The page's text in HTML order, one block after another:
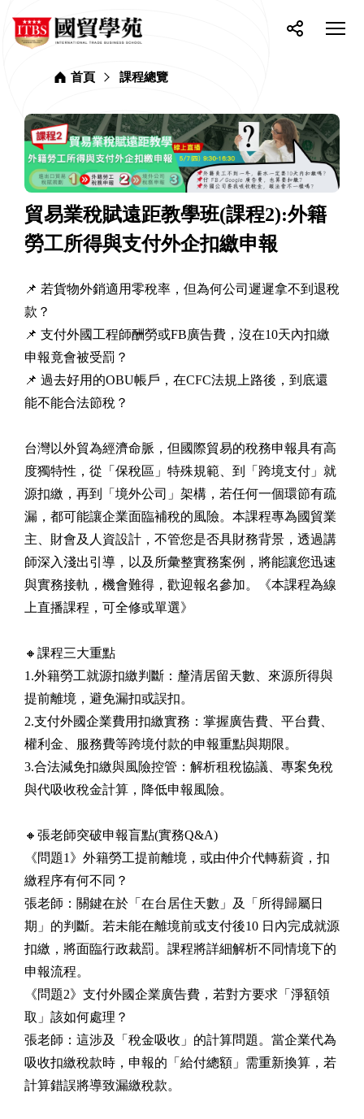
ITBS
國
貿
站
主
選
首頁 課程總覽
貿易業稅賦遠距教學班(課程2):外籍
勞工所得與支付外企扣繳申報
📌 若貨物外銷適用零稅率，但為何公司遲遲拿不到退稅
款？
📌 支付外國工程師酬勞或FB廣告費，沒在10天內扣繳
申報竟會被受罰？
📌 過去好用的OBU帳戶，在CFC法規上路後，到底還
能不能合法節稅？
台灣以外貿為經濟命脈，但國際貿易的稅務申報具有高
度獨特性，從「保稅區」特殊規範、到「跨境支付」就
源扣繳，再到「境外公司」架構，若任何一個環節有疏
漏，都可能讓企業面臨補稅的風險。本課程專為國貿業
主、財會及人資設計，不管您是否具財務背景，透過講
師深入淺出引導，以及所彙整實務案例，將能讓您迅速
與實務接軌，機會難得，歡迎報名參加。《本課程為線
上直播課程，可全修或單選》
🔸課程三大重點
1.外籍勞工就源扣繳判斷：釐清居留天數、來源所得與
提前離境，避免漏扣或誤扣。
2.支付外國企業費用扣繳實務：掌握廣告費、平台費、
權利金、服務費等跨境付款的申報重點與期限。
3.合法減免扣繳與風險控管：解析租稅協議、專案免稅
與代吸收稅金計算，降低申報風險。
🔸張老師突破申報盲點(實務Q&A)
《問題1》外籍勞工提前離境，或由仲介代轉薪資，扣
繳程序有何不同？
張老師：關鍵在於「在台居住天數」及「所得歸屬日
期」的判斷。若未能在離境前或支付後10 日內完成就源
扣繳，將面臨行政裁罰。課程將詳細解析不同情境下的
申報流程。
《問題2》支付外國企業廣告費，若對方要求「淨額領
取」該如何處理？
張老師：這涉及「稅金吸收」的計算問題。當企業代為
吸收扣繳稅款時，申報的「給付總額」需重新換算，若
計算錯誤將導致漏繳稅款。